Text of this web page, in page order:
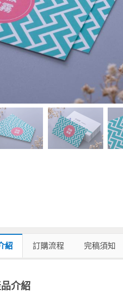
紹 訂購流程 完稿須知
介紹